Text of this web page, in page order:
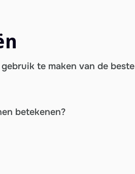
te maken van de beste
betekenen?